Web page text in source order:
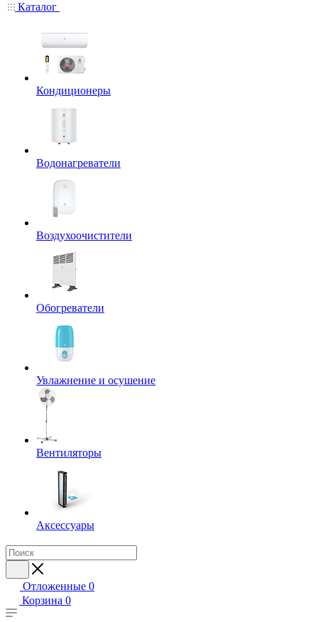
Каталог
Кондиционеры
Водонагреватели
Воздухоочистители
Обогреватели
Увлажнение и осушение
Вентиляторы
Аксессуары
Отложенные 0
Корзина 0